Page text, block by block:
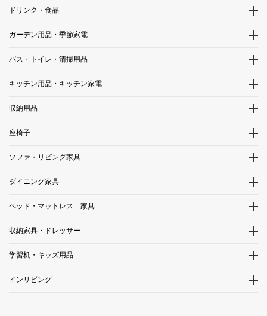
ドリンク・食品
ガーデン用品・季節家電
バス・トイレ・清掃用品
キッチン用品・キッチン家電
収納用品
座椅子
ソファ・リビング家具
ダイニング家具
ベッド・マットレス 家具
収納家具・ドレッサー
学習机・キッズ用品
インリビング